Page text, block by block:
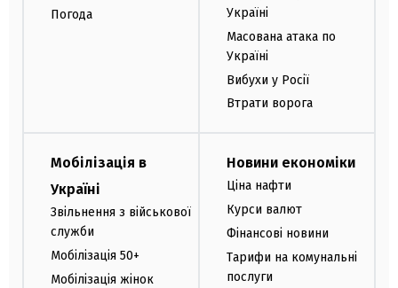
Погода
Україні
Масована атака по
Україні
Вибухи у Росії
Втрати ворога
Мобілізація в
Україні
Звільнення з військової
служби
Мобілізація 50+
Мобілізація жінок
Новини економіки
Ціна нафти
Курси валют
Фінансові новини
Тарифи на комунальні
послуги